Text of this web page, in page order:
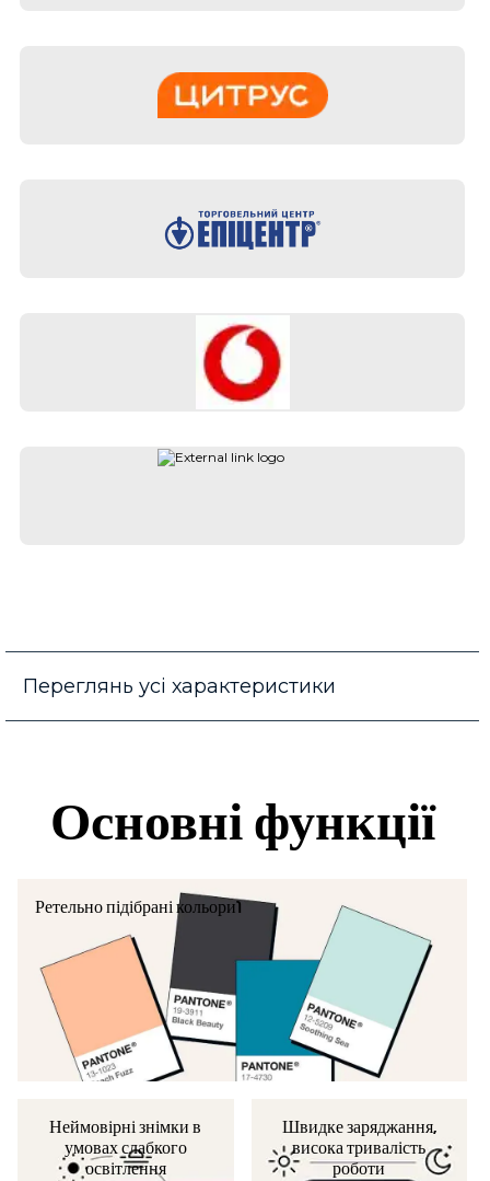
Переглянь усі характеристики
Основні функції
Ретельно підібрані кольори1
Неймовірні знімки в
умовах слабкого
освітлення
Швидке заряджання,
висока тривалість
роботи